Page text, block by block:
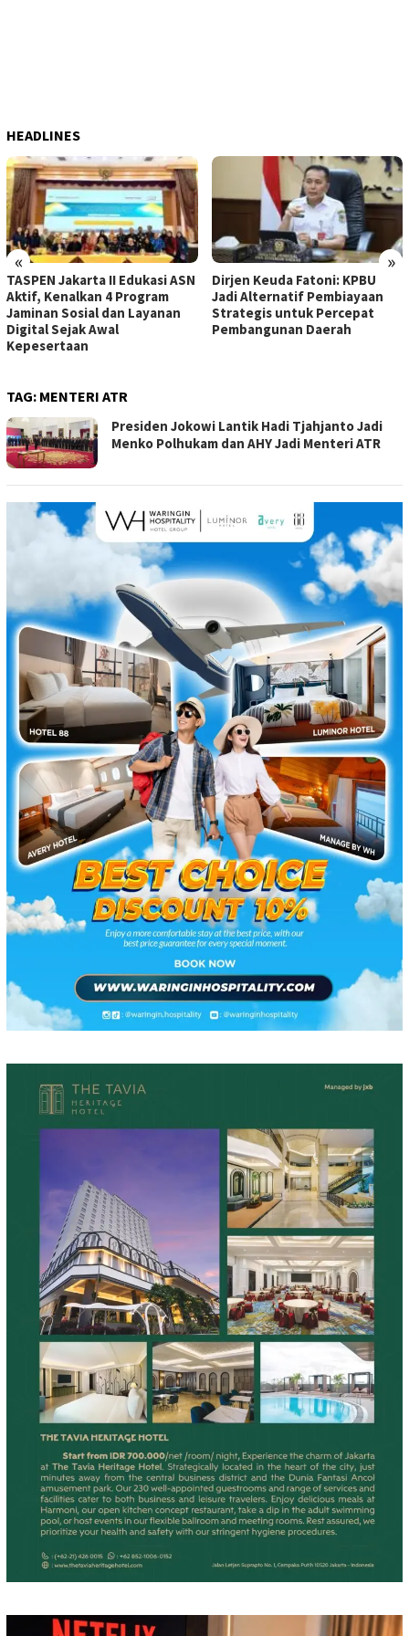
HEADLINES
« »
TASPEN Jakarta II Edukasi ASN
Aktif, Kenalkan 4 Program
Jaminan Sosial dan Layanan
Digital Sejak Awal
Kepesertaan
Dirjen Keuda Fatoni: KPBU
Jadi Alternatif Pembiayaan
Strategis untuk Percepat
Pembangunan Daerah
TAG: MENTERI ATR
Presiden Jokowi Lantik Hadi Tjahjanto Jadi
Menko Polhukam dan AHY Jadi Menteri ATR